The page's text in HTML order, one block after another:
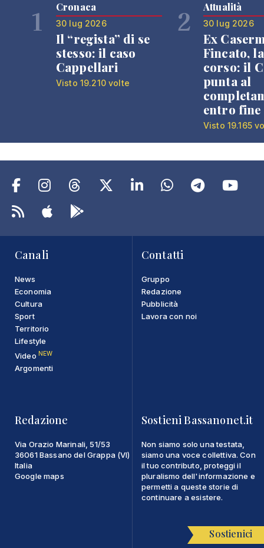
1 Cronaca
30 lug 2026
Il “regista” di se
stesso: il caso
Cappellari
Visto 19.210 volte
2 Attualità
30 lug 2026
Ex
Fincato,
corso: il
punta al
entro fine
Visto 19.165
Canali
News
Economia
Cultura
Sport
Territorio
Lifestyle
Video NEW
Argomenti
Contatti
Gruppo
Redazione
Pubblicità
Lavora con noi
Redazione
Via Orazio Marinali, 51/53
36061 Bassano del Grappa (VI)
Italia
Google maps
Sostieni Bassanonet.it
Non siamo solo una testata,
siamo una voce collettiva. Con
il tuo contributo, proteggi il
pluralismo dell'informazione e
permetti a queste storie di
continuare a esistere.
Sostienici